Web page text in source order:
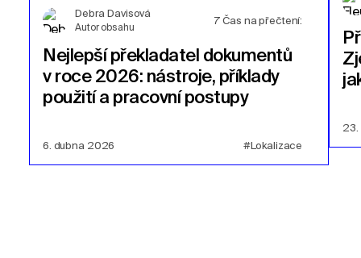
Debra Davisová
Autor obsahu
7 Čas na přečtení:
Nejlepší překladatel dokumentů
v roce 2026: nástroje, příklady
použití a pracovní postupy
6. dubna 2026 #Lokalizace
23.